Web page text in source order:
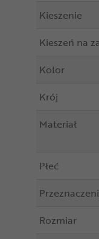
Kieszenie
Kieszeń na
Kolor
Krój
Materiał
Płeć
Rozmiar